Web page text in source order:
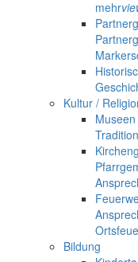
mehr
Kultur /
Museen
Bildung